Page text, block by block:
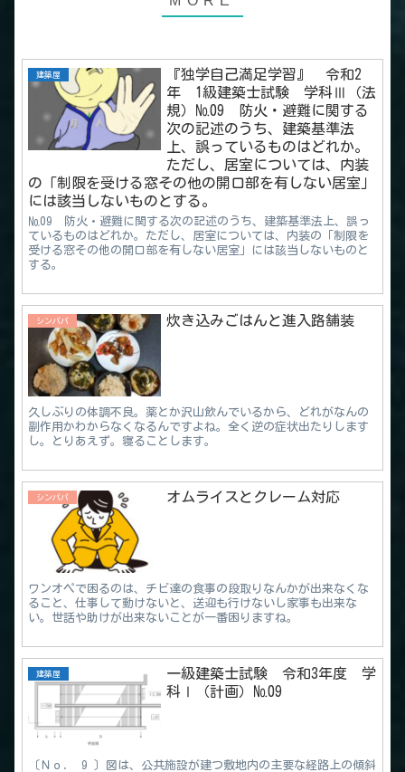
建築屋
『独学自己満足学習』 令和2
年 1級建築士試験 学科Ⅲ（法
規）№09 防火・避難に関する
次の記述のうち、建築基準法
上、誤っているものはどれか。
ただし、居室については、内装
の「制限を受ける窓その他の開口部を有しない居室」
には該当しないものとする。
№09 防火・避難に関する次の記述のうち、建築基準法上、誤っ
ているものはどれか。ただし、居室については、内装の「制限を
受ける窓その他の開口部を有しない居室」には該当しないものと
する。
シンパパ 炊き込みごはんと進入路舗装
久しぶりの体調不良。薬とか沢山飲んでいるから、どれがなんの
副作用かわからなくなるんですよね。全く逆の症状出たりします
し。とりあえず。寝ることします。
シンパパ オムライスとクレーム対応
ワンオペで困るのは、チビ達の食事の段取りなんかが出来なくな
ること、仕事して動けないと、送迎も行けないし家事も出来な
い。世話や助けが出来ないことが一番困りますね。
建築屋
一級建築士試験 令和3年度 学
科Ⅰ（計画）№09
〔Ｎｏ． 9 〕図は、公共施設が建つ敷地内の主要な経路上の傾斜